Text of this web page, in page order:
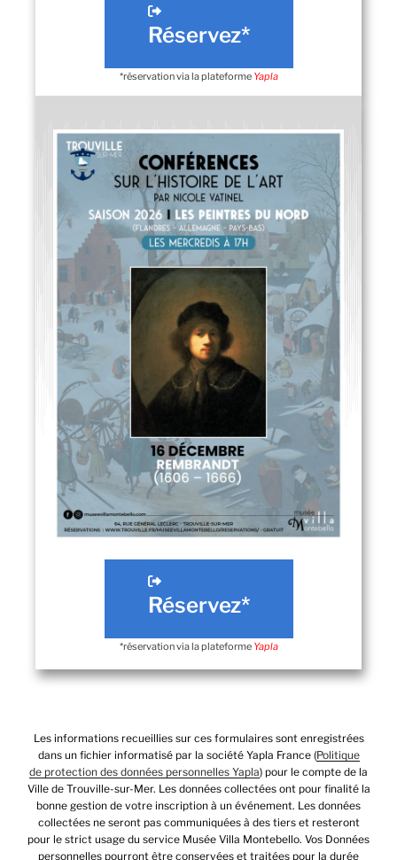
Réservez*
*réservation via la plateforme Yapla
Réservez*
*réservation via la plateforme Yapla
Les informations recueillies sur ces formulaires sont enregistrées
dans un fichier informatisé par la société Yapla France (Politique
de protection des données personnelles Yapla) pour le compte de la
Ville de Trouville-sur-Mer. Les données collectées ont pour finalité la
bonne gestion de votre inscription à un événement. Les données
collectées ne seront pas communiquées à des tiers et resteront
pour le strict usage du service Musée Villa Montebello. Vos Données
personnelles pourront être conservées et traitées pour la durée